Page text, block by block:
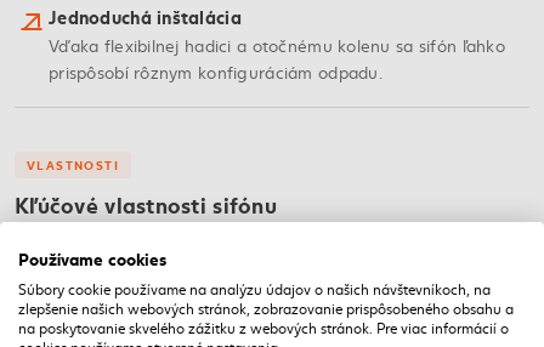
Jednoduchá inštalácia
Vďaka flexibilnej hadici a otočnému kolenu sa sifón ľahko
prispôsobí rôznym konfiguráciám odpadu.
VLASTNOSTI
Kľúčové vlastnosti sifónu
Otočné
Otočné koleno
Používame cookies
Súbory cookie používame na analýzu údajov o našich návštevníkoch, na
zlepšenie našich webových stránok, zobrazovanie prispôsobeného obsahu a
na poskytovanie skvelého zážitku z webových stránok. Pre viac informácií o